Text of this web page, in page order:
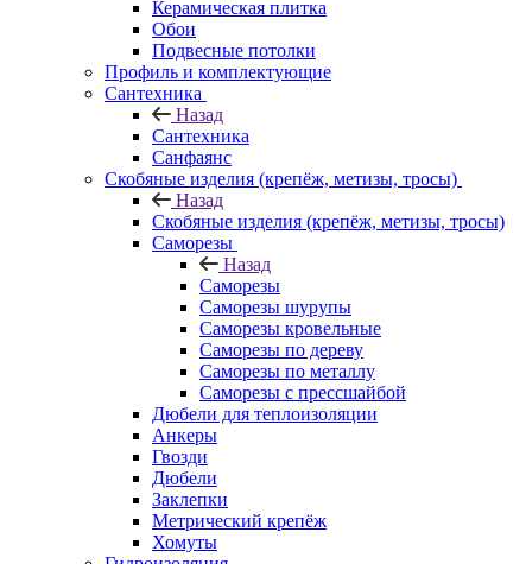
Керамическая плитка
Обои
Подвесные потолки
Профиль и комплектующие
Сантехника
Назад
Сантехника
Санфаянс
Скобяные изделия (крепёж, метизы, тросы)
Назад
Скобяные изделия (крепёж, метизы, тросы)
Саморезы
Назад
Саморезы
Саморезы шурупы
Саморезы кровельные
Саморезы по дереву
Саморезы по металлу
Саморезы с прессшайбой
Дюбели для теплоизоляции
Анкеры
Гвозди
Дюбели
Заклепки
Метрический крепёж
Хомуты